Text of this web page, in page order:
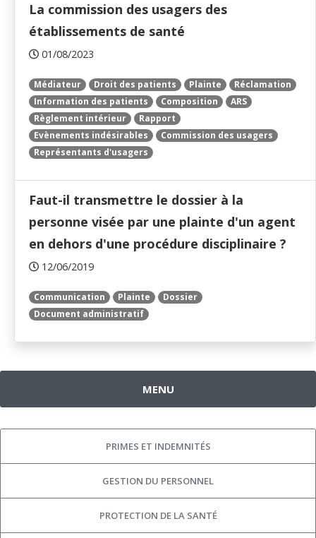
La commission des usagers des
établissements de santé
01/08/2023
Médiateur Droit des patients Plainte
Réclamation
Information des patients
Composition
ARS
Règlement intérieur
Rapport
Evènements indésirables
Commission des usagers
Représentants d'usagers
Faut-il transmettre le dossier à la
personne visée par une plainte d'un agent
en dehors d'une procédure disciplinaire ?
12/06/2019
Communication Plainte
Dossier
Document administratif
MENU
PRIMES ET INDEMNITÉS
GESTION DU PERSONNEL
PROTECTION DE LA SANTÉ